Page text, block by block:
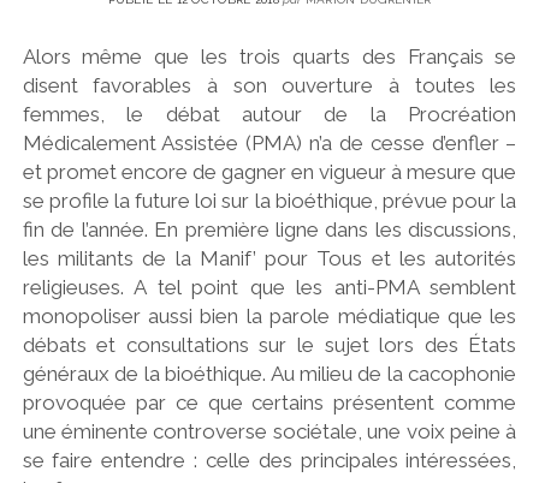
Alors même que les trois quarts des Français se
disent favorables à son ouverture à toutes les
femmes, le débat autour de la Procréation
Médicalement Assistée (PMA) n’a de cesse d’enfler –
et promet encore de gagner en vigueur à mesure que
se profile la future loi sur la bioéthique, prévue pour la
fin de l’année. En première ligne dans les discussions,
les militants de la Manif’ pour Tous et les autorités
religieuses. A tel point que les anti-PMA semblent
monopoliser aussi bien la parole médiatique que les
débats et consultations sur le sujet lors des États
généraux de la bioéthique. Au milieu de la cacophonie
provoquée par ce que certains présentent comme
une éminente controverse sociétale, une voix peine à
se faire entendre : celle des principales intéressées,